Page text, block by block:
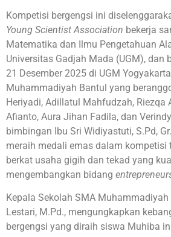
Kompetisi bergengsi ini
Young Scientist Association bekerja
Matematika dan Ilmu Pengetahuan
Universitas Gadjah Mada (UGM), dan
21 Desember 2025 di UGM
Muhammadiyah Bantul yang
Heriyadi, Adillatul Mahfudzah, Riezqa
Afianto, Aura Jihan Fadila, dan
bimbingan Ibu Sri Widiyastuti, S.Pd,
meraih medali emas dalam kompetisi
berkat usaha gigih dan tekad yang
mengembangkan bidang
Kepala Sekolah SMA
Lestari, M.Pd., mengungkapkan
bergengsi yang diraih siswa Muhiba